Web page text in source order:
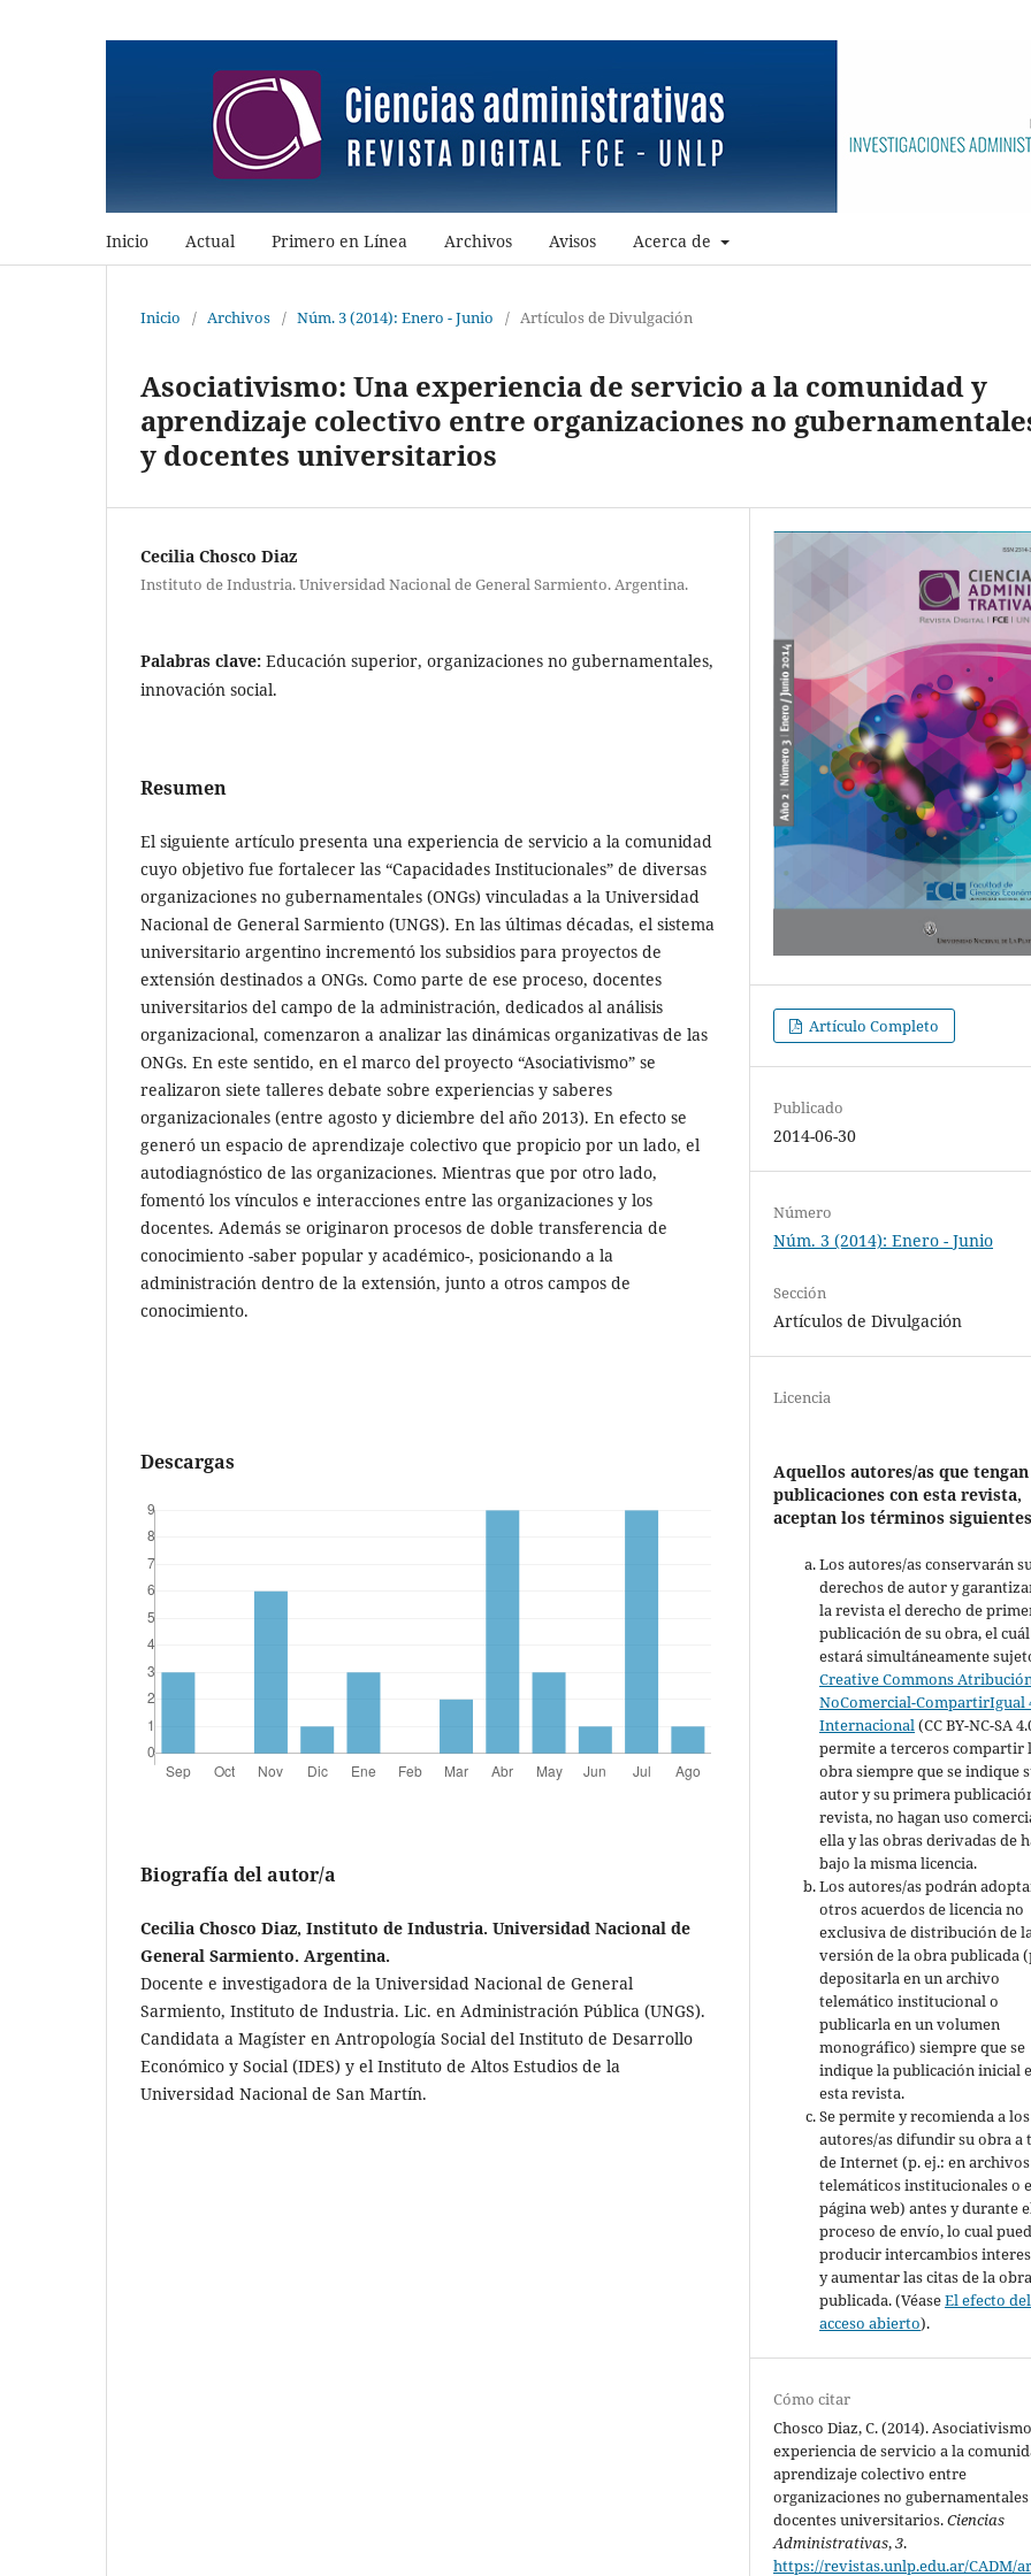
Inicio Actual Primero en Línea Archivos Avisos Acerca de
Inicio / Archivos / Núm. 3 (2014): Enero - Junio / Artículos de Divulgación
Asociativismo: Una experiencia de servicio a la comunidad y
aprendizaje colectivo entre organizaciones no
y docentes universitarios
Cecilia Chosco Diaz
Instituto de Industria. Universidad Nacional de General Sarmiento. Argentina.
Palabras clave: Educación superior, organizaciones no gubernamentales,
innovación social.
Resumen
El siguiente artículo presenta una experiencia de servicio a la comunidad
cuyo objetivo fue fortalecer las “Capacidades Institucionales” de diversas
organizaciones no gubernamentales (ONGs) vinculadas a la Universidad
Nacional de General Sarmiento (UNGS). En las últimas décadas, el sistema
universitario argentino incrementó los subsidios para proyectos de
extensión destinados a ONGs. Como parte de ese proceso, docentes
universitarios del campo de la administración, dedicados al análisis
organizacional, comenzaron a analizar las dinámicas organizativas de las
ONGs. En este sentido, en el marco del proyecto “Asociativismo” se
realizaron siete talleres debate sobre experiencias y saberes
organizacionales (entre agosto y diciembre del año 2013). En efecto se
generó un espacio de aprendizaje colectivo que propicio por un lado, el
autodiagnóstico de las organizaciones. Mientras que por otro lado,
fomentó los vínculos e interacciones entre las organizaciones y los
docentes. Además se originaron procesos de doble transferencia de
conocimiento -saber popular y académico-, posicionando a la
administración dentro de la extensión, junto a otros campos de
conocimiento.
Descargas
Biografía del autor/a
Cecilia Chosco Diaz, Instituto de Industria. Universidad Nacional de
General Sarmiento. Argentina.
Docente e investigadora de la Universidad Nacional de General
Sarmiento, Instituto de Industria. Lic. en Administración Pública (UNGS).
Candidata a Magíster en Antropología Social del Instituto de Desarrollo
Económico y Social (IDES) y el Instituto de Altos Estudios de la
Universidad Nacional de San Martín.
Artículo Completo
Publicado
2014-06-30
Número
Núm. 3 (2014): Enero - Junio
Sección
Artículos de Divulgación
Licencia
Aquellos autores/as que tengan
publicaciones con esta revista,
aceptan los términos
Los autores/as conservarán
derechos de autor y
la revista el derecho de
publicación de su obra, el cuál
estará simultáneamente
Creative Commons
NoComercial-CompartirIgual
Internacional(CC BY-NC-SA
permite a terceros compartir
obra siempre que se indique
autor y su primera
revista, no hagan uso
ella y las obras derivadas de
bajo la misma licencia.
Los autores/as podrán
otros acuerdos de licencia no
exclusiva de distribución de
versión de la obra publicada
depositarla en un archivo
telemático institucional o
publicarla en un volumen
monográfico) siempre que se
indique la publicación inicial
esta revista.
Se permite y recomienda a los
autores/as difundir su obra a
de Internet (p. ej.: en archivos
telemáticos institucionales o
página web) antes y durante
proceso de envío, lo cual
producir intercambios
y aumentar las citas de la
publicada. (VéaseEl efecto del
acceso abierto).
Cómo citar
Chosco Diaz, C. (2014).
experiencia de servicio a la
aprendizaje colectivo entre
organizaciones no
docentes universitarios.Ciencias
Administrativas,3.
https://revistas.unlp.edu.ar/CADM/